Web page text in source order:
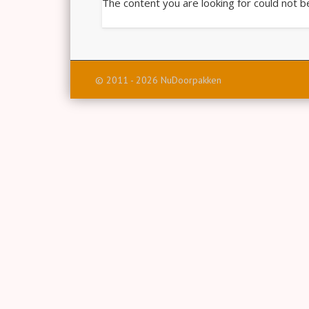
The content you are looking for could not
© 2011 - 2026 NuDoorpakken